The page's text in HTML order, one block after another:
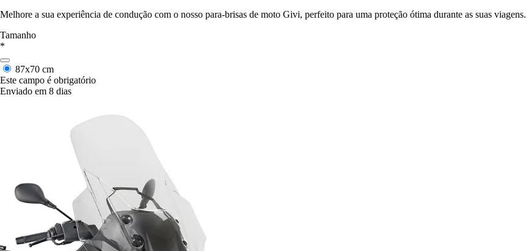
Melhore a sua experiência de condução com o nosso para-brisas de moto Givi, perfeito para uma proteção ótima durante as suas viagens.
Tamanho
*
87x70 cm
Este campo é obrigatório
Enviado em 8 dias